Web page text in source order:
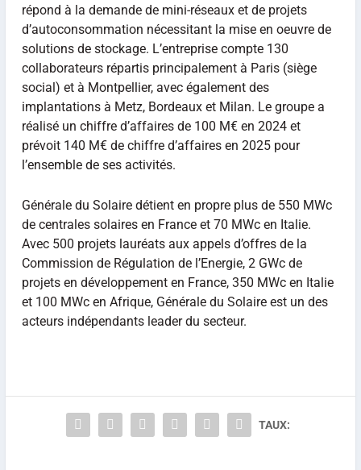
répond à la demande de mini-réseaux et de projets
d’autoconsommation nécessitant la mise en oeuvre de
solutions de stockage. L’entreprise compte 130
collaborateurs répartis principalement à Paris (siège
social) et à Montpellier, avec également des
implantations à Metz, Bordeaux et Milan. Le groupe a
réalisé un chiffre d’affaires de 100 M€ en 2024 et
prévoit 140 M€ de chiffre d’affaires en 2025 pour
l’ensemble de ses activités.
Générale du Solaire détient en propre plus de 550 MWc
de centrales solaires en France et 70 MWc en Italie.
Avec 500 projets lauréats aux appels d’offres de la
Commission de Régulation de l’Energie, 2 GWc de
projets en développement en France, 350 MWc en Italie
et 100 MWc en Afrique, Générale du Solaire est un des
acteurs indépendants leader du secteur.
TAUX: